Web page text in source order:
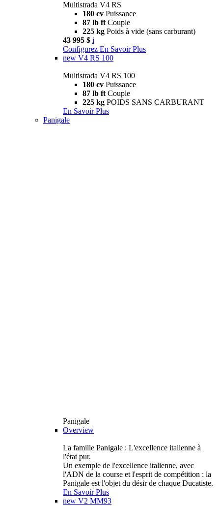
Multistrada V4 RS
180 cv Puissance
87 lb ft Couple
225 kg Poids à vide (sans carburant)
43 995 $ i
Configurez En Savoir Plus
new V4 RS 100
Multistrada V4 RS 100
180 cv Puissance
87 lb ft Couple
225 kg POIDS SANS CARBURANT
En Savoir Plus
Panigale
Panigale
Overview
La famille Panigale : L'excellence italienne à
l'état pur.
Un exemple de l'excellence italienne, avec
l'ADN de la course et l'esprit de compétition : la
Panigale est l'objet du désir de chaque Ducatiste.
En Savoir Plus
new V2 MM93